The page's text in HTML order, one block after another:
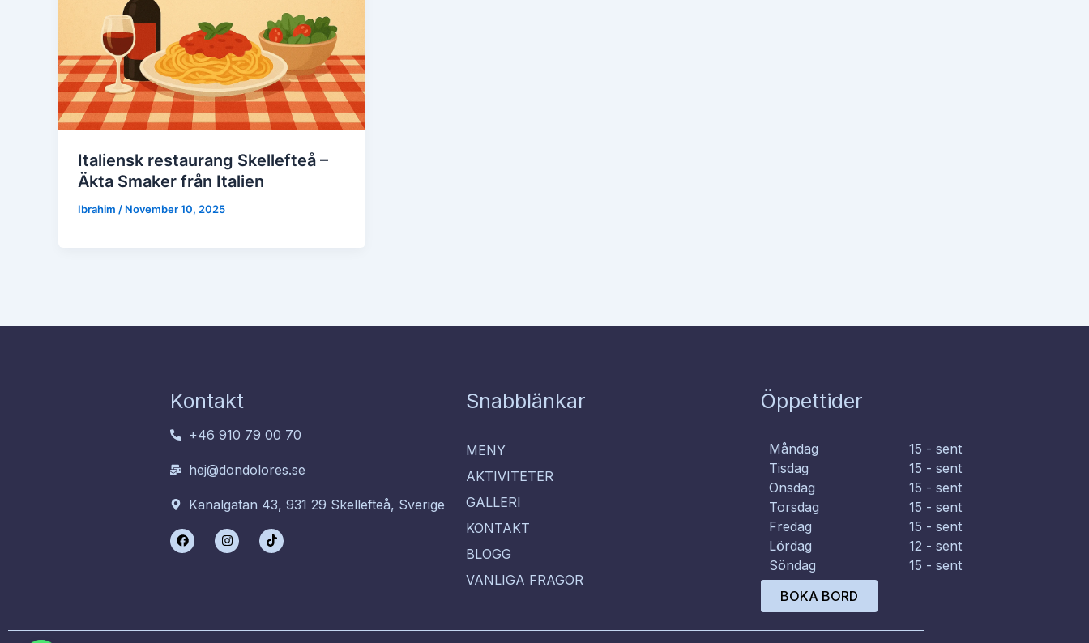
Italiensk restaurang Skellefteå –
Äkta Smaker från Italien
Ibrahim / November 10, 2025
Kontakt
+46 910 79 00 70
hej@dondolores.se
Kanalgatan 43, 931 29 Skellefteå, Sverige
F
a
c
I
n
s
m
T
i
k
Snabblänkar
MENY
AKTIVITETER
GALLERI
KONTAKT
BLOGG
VANLIGA FRAGOR
Öppettider
Måndag
15 - sent
Tisdag
15 - sent
Onsdag
15 - sent
Torsdag
15 - sent
Fredag
15 - sent
Lördag
12 - sent
Söndag
15 - sent
BOKA BORD